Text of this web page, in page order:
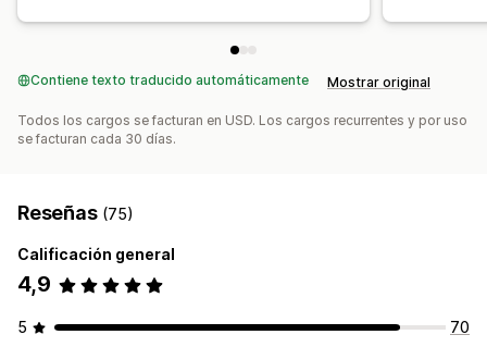
Contiene texto traducido automáticamente Mostrar original
Todos los cargos se facturan en USD. Los cargos recurrentes y por uso
se facturan cada 30 días.
Reseñas (75)
Calificación general
4,9
5
70